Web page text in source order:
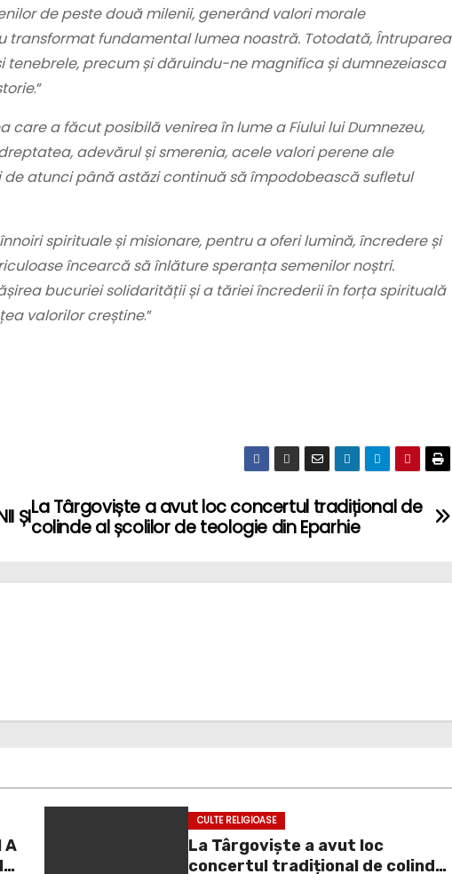
de peste două milenii, generând valori morale
transformat fundamental lumea noastră. Totodată, Întruparea
tenebrele, precum și dăruindu-ne magnifica și dumnezeiasca
.”
care a făcut posibilă venirea în lume a Fiului lui Dumnezeu,
adevărul și smerenia, acele valori perene ale
atunci până astăzi continuă să împodobească sufletul
spirituale și misionare, pentru a oferi lumină, încredere și
încearcă să înlăture speranța semenilor noștri.
bucuriei solidarității și a tăriei încrederii în forța spirituală
valorilor creștine.”
La Târgoviște a avut loc concertul tradițional de
colinde al școlilor de teologie din Eparhie
ȘI
A
CULTE RELIGIOASE
La Târgoviște a avut loc
concertul tradițional de colinde